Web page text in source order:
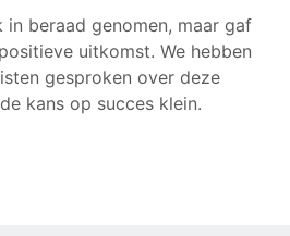
in beraad genomen, maar gaf
uitkomst. We hebben
gesproken over deze
kans op succes klein.